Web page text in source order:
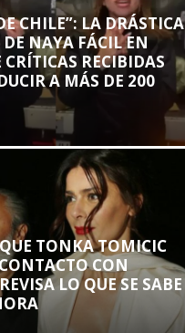
CHILE”: LA DRÁSTICA
NAYA FÁCIL EN
RECIBIDAS
A MÁS DE 200
TONKA TOMICIC
CON
LO QUE SE SABE